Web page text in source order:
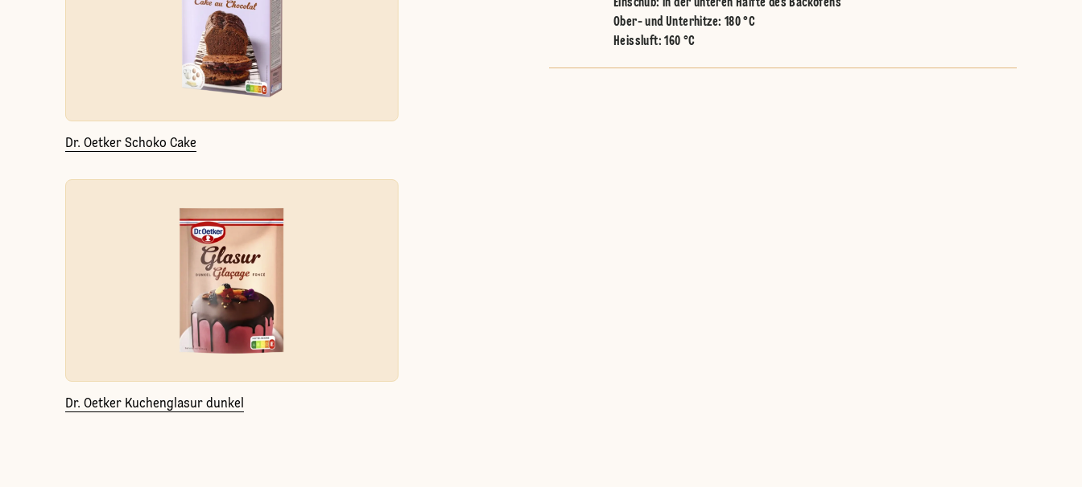
Dr. Oetker Schoko Cake
Dr. Oetker Kuchenglasur dunkel
Einschub:in der unteren Hälfte des Backofens
Ober- und Unterhitze: 180 °C
Heissluft: 160 °C